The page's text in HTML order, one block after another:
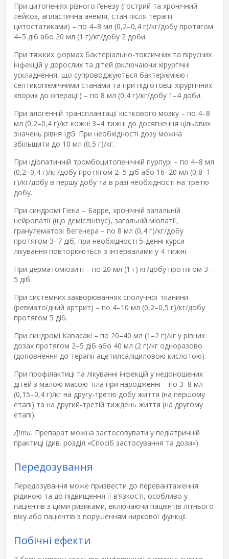
При цитопеніях різного ґенезу (гострий та хронічний
лейкоз, апластична анемія, стан після терапії
цитостатиками) – по 4–8 мл (0,2–0,4 г)/кг/добу протягом
4–5 діб або 20 мл (1 г)/кг/добу 2 доби.
При тяжких формах бактеріально-токсичних та вірусних
інфекцій у дорослих та дітей (включаючи хірургічні
ускладнення, що супроводжуються бактеріємією і
септикопіємічними станами та при підготовці хірургічних
хворих до операції) – по 8 мл (0,4 г)/кг/добу 1–4 доби.
При алогенній трансплантації кісткового мозку – по 4–8
мл (0,2–0,4 г)/кг кожні 3–4 тижні до досягнення цільових
значень рівня IgG. При необхідності дозу можна
збільшити до 10 мл (0,5 г)/кг.
При ідіопатичній тромбоцитопенічній пурпурі – по 4–8 мл
(0,2–0,4 г)/кг/добу протягом 2–5 діб або 16–20 мл (0,8–1
г)/кг/добу в першу добу та в разі необхідності на третю
добу.
При синдромі Гієна – Барре, хронічній запальній
нейропатії (що демієлінізує), загальній міопатії,
гранулематозі Вегенера – по 8 мл (0,4 г)/кг/добу
протягом 3–7 діб, при необхідності 5-денні курси
лікування повторюються з інтервалами у 4 тижні.
При дерматоміозиті – по 20 мл (1 г) кг/добу протягом 3–
5 діб.
При системних захворюваннях сполучної тканини
(ревматоїдний артрит) – по 4–10 мл (0,2–0,5 г)/кг/добу
протягом 5 діб.
При синдромі Кавасакі – по 20–40 мл (1–2 г)/кг у рівних
дозах протягом 2–5 діб або 40 мл (2 г)/кг одноразово
(доповнення до терапії ацетилсаліциловою кислотою).
При профілактиці та лікуванні інфекцій у недоношених
дітей з малою масою тіла при народженні – по 3–8 мл
(0,15–0,4 г)/кг на другу-третю добу життя (на першому
етапі) та на другий-третій тиждень життя (на другому
етапі).
Діти. Препарат можна застосовувати у педіатричній
практиці (див. розділ «Спосіб застосування та дози»).
Передозування
Передозування може призвести до перевантаження
рідиною та до підвищення її в’язкості, особливо у
пацієнтів з цими ризиками, включаючи пацієнтів літнього
віку або пацієнтів з порушенням ниркової функції.
Побічні ефекти